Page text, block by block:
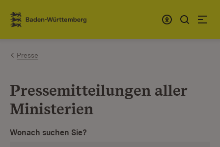
Zum Inhalt springen
Link zur Startseite
Presse
Pressemitteilungen aller
Ministerien
Wonach suchen Sie?